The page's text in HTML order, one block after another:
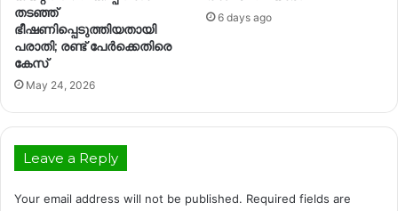
തടഞ്ഞ്
ഭീഷണിപ്പെടുത്തിയതായി
പരാതി; രണ്ട് പേർക്കെതിരെ
കേസ്
May 24, 2026
6 days ago
Leave a Reply
Your email address will not be published. Required fields are